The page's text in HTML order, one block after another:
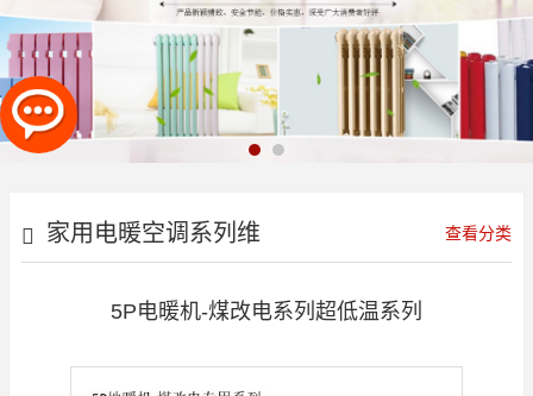
家用电暖空调系列维 查看分类
5P电暖机-煤改电系列超低温系列